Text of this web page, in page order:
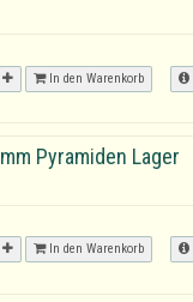
In den Warenkorb
Pyramiden Lager
In den Warenkorb